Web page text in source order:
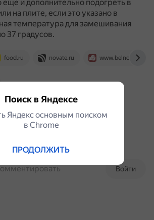
ещё и дополнительно подогреть в
на плите, если это указано в
температура для замешивания
37 градусов.
food.ru novate.ru www.belnovosti.by
Войти
Поиск в Яндексе
Яндекс основным поиском
в Сhrome
ПРОДОЛЖИТЬ